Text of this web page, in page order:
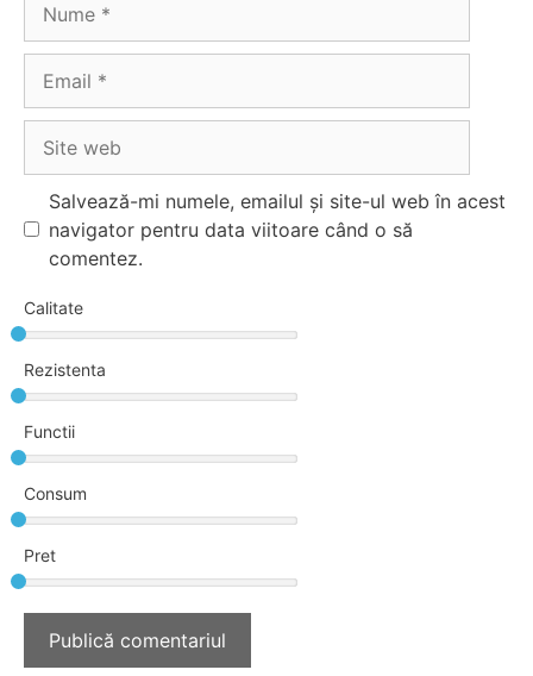
web
Salvează-mi numele, emailul și site-ul web în acest
navigator pentru data viitoare când o să
comentez.
Calitate
Rezistenta
Functii
Consum
Pret